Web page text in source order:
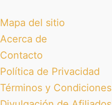
Mapa del sitio
Acerca de
Contacto
Política de Privacidad
Términos y Condiciones